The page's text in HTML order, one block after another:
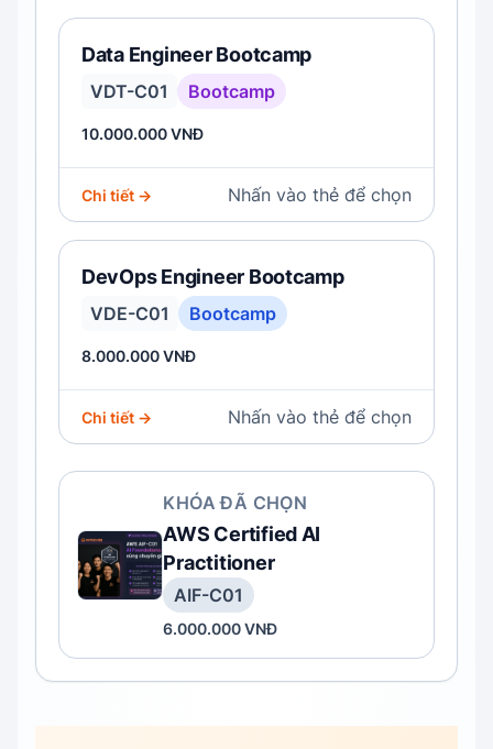
Data Engineer Bootcamp
VDT-C01 Bootcamp
10.000.000 VNĐ
Chi tiết → Nhấn vào thẻ để chọn
DevOps Engineer Bootcamp
VDE-C01 Bootcamp
8.000.000 VNĐ
Chi tiết → Nhấn vào thẻ để chọn
KHÓA ĐÃ CHỌN
AWS Certified AI
Practitioner
AIF-C01
6.000.000 VNĐ